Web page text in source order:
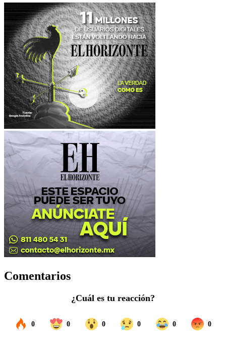
Comentarios